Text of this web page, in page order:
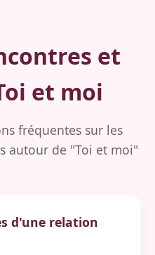
et
et moi
fréquentes sur les
autour de "Toi et moi"
d'une relation